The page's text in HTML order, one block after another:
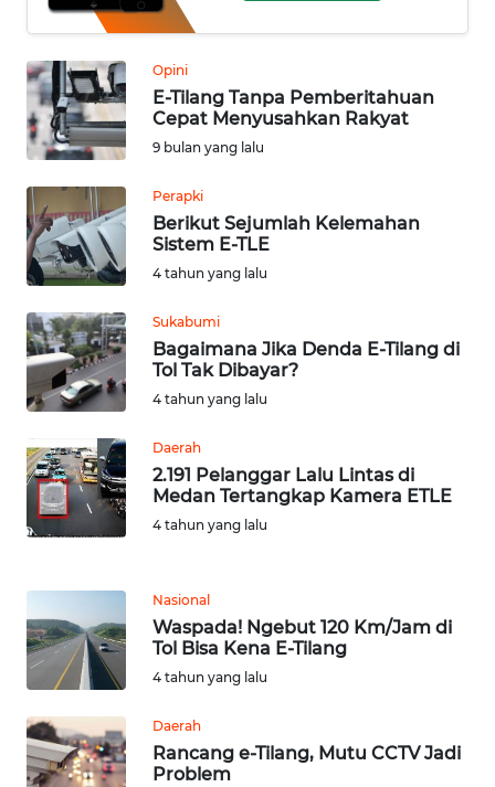
Opini
E-Tilang Tanpa Pemberitahuan
Cepat Menyusahkan Rakyat
9 bulan yang lalu
Perapki
Berikut Sejumlah Kelemahan
Sistem E-TLE
4 tahun yang lalu
Sukabumi
Bagaimana Jika Denda E-Tilang di
Tol Tak Dibayar?
4 tahun yang lalu
Daerah
2.191 Pelanggar Lalu Lintas di
Medan Tertangkap Kamera ETLE
4 tahun yang lalu
Nasional
Waspada! Ngebut 120 Km/Jam di
Tol Bisa Kena E-Tilang
4 tahun yang lalu
Daerah
Rancang e-Tilang, Mutu CCTV Jadi
Problem
TOKOH
OPINI
Informasi
INDEKS
BERITA
KONTAK
KAMI
INFO
IKLAN
TENTANG
KAMI
PEDOMAN
REDAKSI
DISCLAIMER